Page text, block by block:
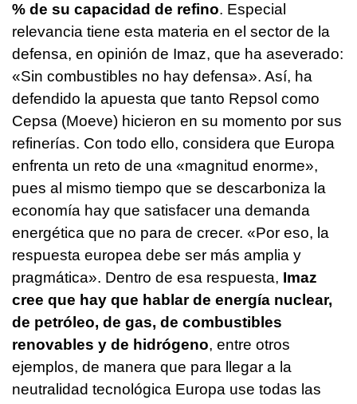
% de su capacidad de refino. Especial
relevancia tiene esta materia en el sector de la
defensa, en opinión de Imaz, que ha aseverado:
«Sin combustibles no hay defensa». Así, ha
defendido la apuesta que tanto Repsol como
Cepsa (Moeve) hicieron en su momento por sus
refinerías. Con todo ello, considera que Europa
enfrenta un reto de una «magnitud enorme»,
pues al mismo tiempo que se descarboniza la
economía hay que satisfacer una demanda
energética que no para de crecer. «Por eso, la
respuesta europea debe ser más amplia y
pragmática». Dentro de esa respuesta, Imaz
cree que hay que hablar de energía nuclear,
de petróleo, de gas, de combustibles
renovables y de hidrógeno, entre otros
ejemplos, de manera que para llegar a la
neutralidad tecnológica Europa use todas las